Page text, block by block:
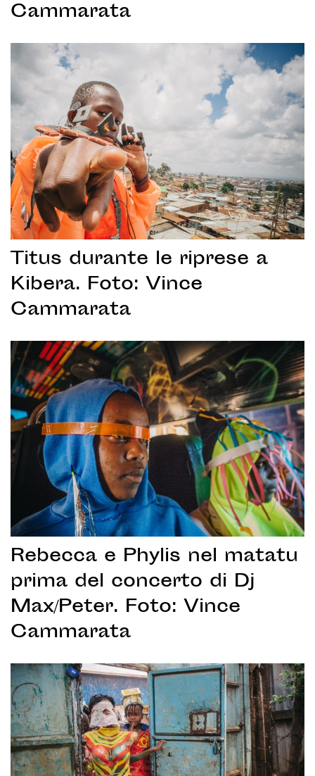
Cammarata
Titus durante le riprese a
Kibera. Foto: Vince
Cammarata
Rebecca e Phylis nel matatu
prima del concerto di Dj
Max/Peter. Foto: Vince
Cammarata